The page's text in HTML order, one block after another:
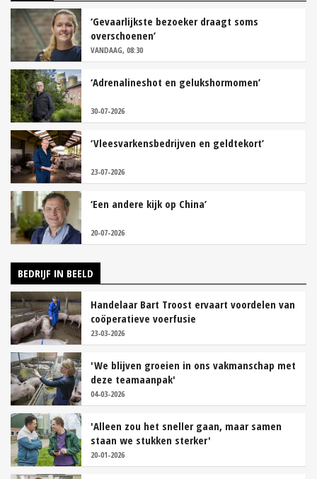
‘Gevaarlijkste bezoeker draagt soms
overschoenen’
VANDAAG, 08:30
‘Adrenalineshot en gelukshormomen’
30-07-2026
‘Vleesvarkensbedrijven en geldtekort’
23-07-2026
‘Een andere kijk op China’
20-07-2026
BEDRIJF IN BEELD
Handelaar Bart Troost ervaart voordelen van
coöperatieve voerfusie
23-03-2026
'We blijven groeien in ons vakmanschap met
deze teamaanpak'
04-03-2026
'Alleen zou het sneller gaan, maar samen
staan we stukken sterker'
20-01-2026